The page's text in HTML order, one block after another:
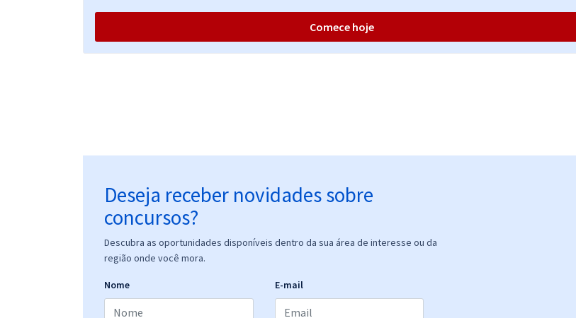
Comece hoje
Deseja receber novidades sobre
concursos?
Descubra as oportunidades disponíveis dentro da sua área de interesse ou da
região onde você mora.
Nome E-mail